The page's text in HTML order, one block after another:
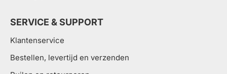
SERVICE & SUPPORT
Klantenservice
Bestellen, levertijd en verzenden